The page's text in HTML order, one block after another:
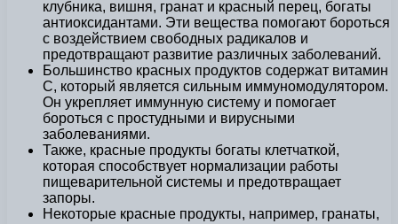
клубника, вишня, гранат и красный перец, богаты
антиоксидантами. Эти вещества помогают бороться
с воздействием свободных радикалов и
предотвращают развитие различных заболеваний.
Большинство красных продуктов содержат витамин
С, который является сильным иммуномодулятором.
Он укрепляет иммунную систему и помогает
бороться с простудными и вирусными
заболеваниями.
Также, красные продукты богаты клетчаткой,
которая способствует нормализации работы
пищеварительной системы и предотвращает
запоры.
Некоторые красные продукты, например, гранаты,